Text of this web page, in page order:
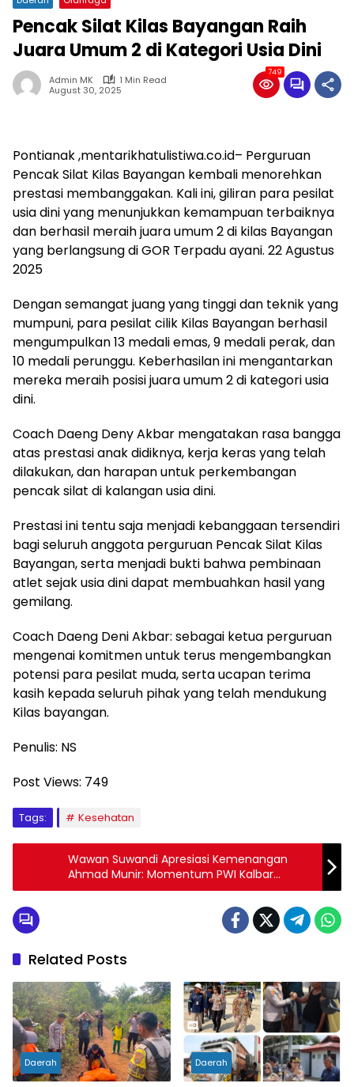
Pencak Silat Kilas Bayangan Raih
Juara Umum 2 di Kategori Usia Dini
Admin MK
1 Min Read
August 30, 2025
749
Pontianak ,mentarikhatulistiwa.co.id– Perguruan
Pencak Silat Kilas Bayangan kembali menorehkan
prestasi membanggakan. Kali ini, giliran para pesilat
usia dini yang menunjukkan kemampuan terbaiknya
dan berhasil meraih juara umum 2 di kilas Bayangan
yang berlangsung di GOR Terpadu ayani. 22 Agustus
2025
Dengan semangat juang yang tinggi dan teknik yang
mumpuni, para pesilat cilik Kilas Bayangan berhasil
mengumpulkan 13 medali emas, 9 medali perak, dan
10 medali perunggu. Keberhasilan ini mengantarkan
mereka meraih posisi juara umum 2 di kategori usia
dini.
Coach Daeng Deny Akbar mengatakan rasa bangga
atas prestasi anak didiknya, kerja keras yang telah
dilakukan, dan harapan untuk perkembangan
pencak silat di kalangan usia dini.
Prestasi ini tentu saja menjadi kebanggaan tersendiri
bagi seluruh anggota perguruan Pencak Silat Kilas
Bayangan, serta menjadi bukti bahwa pembinaan
atlet sejak usia dini dapat membuahkan hasil yang
gemilang.
Coach Daeng Deni Akbar: sebagai ketua perguruan
mengenai komitmen untuk terus mengembangkan
potensi para pesilat muda, serta ucapan terima
kasih kepada seluruh pihak yang telah mendukung
Kilas bayangan.
Penulis: NS
Post Views: 749
Tags: Kesehatan
Wawan Suwandi Apresiasi Kemenangan
Ahmad Munir: Momentum PWI Kalbar
Perkuat Hubungan dengan Pemerintah dan
Related Posts
Daerah Daerah